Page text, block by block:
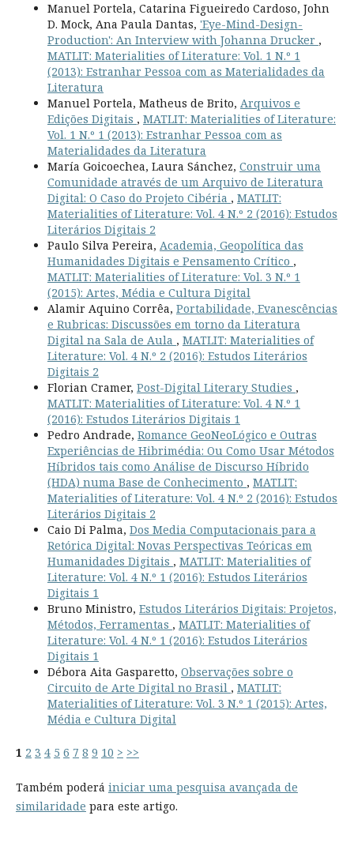
Manuel Portela, Catarina Figueiredo Cardoso, John
D. Mock, Ana Paula Dantas, 'Eye-Mind-Design-
Production': An Interview with Johanna Drucker ,
MATLIT: Materialities of Literature: Vol. 1 N.º 1
(2013): Estranhar Pessoa com as Materialidades da
Literatura
Manuel Portela, Matheus de Brito, Arquivos e
Edições Digitais , MATLIT: Materialities of Literature:
Vol. 1 N.º 1 (2013): Estranhar Pessoa com as
Materialidades da Literatura
María Goicoechea, Laura Sánchez, Construir uma
Comunidade através de um Arquivo de Literatura
Digital: O Caso do Projeto Cibéria , MATLIT:
Materialities of Literature: Vol. 4 N.º 2 (2016): Estudos
Literários Digitais 2
Paulo Silva Pereira, Academia, Geopolítica das
Humanidades Digitais e Pensamento Crítico ,
MATLIT: Materialities of Literature: Vol. 3 N.º 1
(2015): Artes, Média e Cultura Digital
Alamir Aquino Corrêa, Portabilidade, Evanescências
e Rubricas: Discussões em torno da Literatura
Digital na Sala de Aula , MATLIT: Materialities of
Literature: Vol. 4 N.º 2 (2016): Estudos Literários
Digitais 2
Florian Cramer, Post-Digital Literary Studies ,
MATLIT: Materialities of Literature: Vol. 4 N.º 1
(2016): Estudos Literários Digitais 1
Pedro Andrade, Romance GeoNeoLógico e Outras
Experiências de Hibrimédia: Ou Como Usar Métodos
Híbridos tais como Análise de Discurso Híbrido
(HDA) numa Base de Conhecimento , MATLIT:
Materialities of Literature: Vol. 4 N.º 2 (2016): Estudos
Literários Digitais 2
Caio Di Palma, Dos Media Computacionais para a
Retórica Digital: Novas Perspectivas Teóricas em
Humanidades Digitais , MATLIT: Materialities of
Literature: Vol. 4 N.º 1 (2016): Estudos Literários
Digitais 1
Bruno Ministro, Estudos Literários Digitais: Projetos,
Métodos, Ferramentas , MATLIT: Materialities of
Literature: Vol. 4 N.º 1 (2016): Estudos Literários
Digitais 1
Débora Aita Gasparetto, Observações sobre o
Circuito de Arte Digital no Brasil , MATLIT:
Materialities of Literature: Vol. 3 N.º 1 (2015): Artes,
Média e Cultura Digital
1 2 3 4 5 6 7 8 9 10 > >>
Também poderá iniciar uma pesquisa avançada de
similaridade para este artigo.